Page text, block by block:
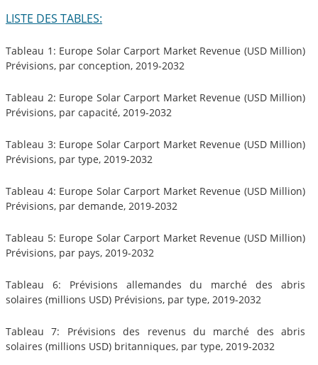
LISTE DES TABLES:
Tableau 1: Europe Solar Carport Market Revenue (USD Million)
Prévisions, par conception, 2019-2032
Tableau 2: Europe Solar Carport Market Revenue (USD Million)
Prévisions, par capacité, 2019-2032
Tableau 3: Europe Solar Carport Market Revenue (USD Million)
Prévisions, par type, 2019-2032
Tableau 4: Europe Solar Carport Market Revenue (USD Million)
Prévisions, par demande, 2019-2032
Tableau 5: Europe Solar Carport Market Revenue (USD Million)
Prévisions, par pays, 2019-2032
Tableau 6: Prévisions allemandes du marché des abris
solaires (millions USD) Prévisions, par type, 2019-2032
Tableau 7: Prévisions des revenus du marché des abris
solaires (millions USD) britanniques, par type, 2019-2032